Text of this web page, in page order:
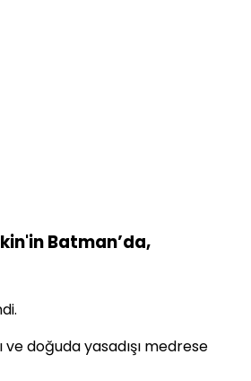
Batman’da,
ve doğuda yasadışı medrese